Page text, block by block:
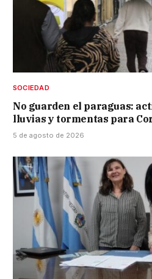
SOCIEDAD
No guarden el paraguas:
lluvias y tormentas para
5 de agosto de 2026